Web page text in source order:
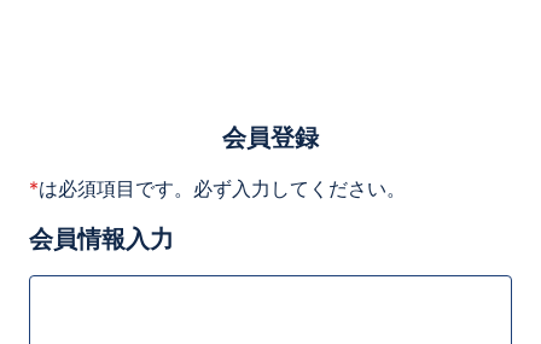
会員登録
*は必須項目です。必ず入力してください。
会員情報入力